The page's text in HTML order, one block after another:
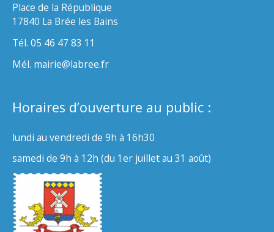
Place de la République
17840 La Brée les Bains
Tél. 05 46 47 83 11
Mél. mairie@labree.fr
Horaires d’ouverture au public :
lundi au vendredi de 9h à 16h30
samedi de 9h à 12h (du 1er juillet au 31 août)